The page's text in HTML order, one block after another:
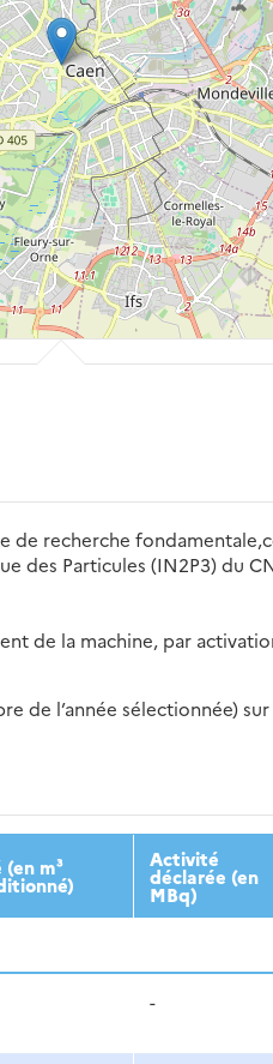
recherche
des Particules (IN2P3) du
de la machine, par
de l’année sélectionnée)
2018 2019
m³ Activité
déclarée (en
MBq)
-